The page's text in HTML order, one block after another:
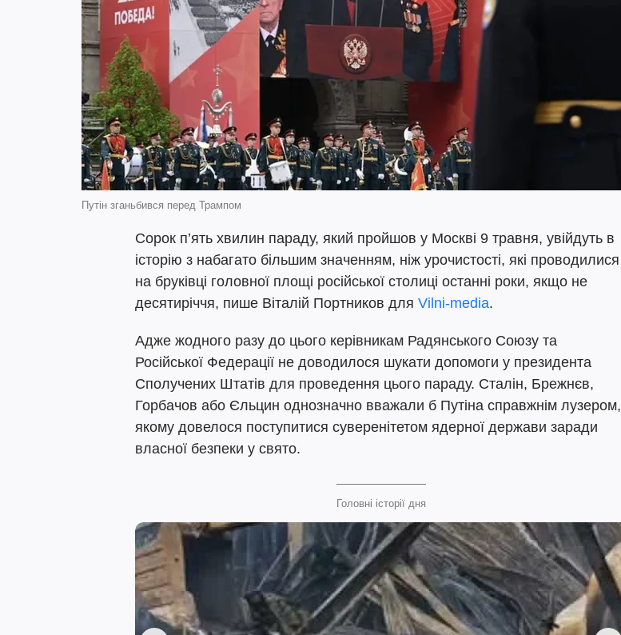
Путін зганьбився перед Трампом
Сорок п’ять хвилин параду, який пройшов у Москві 9 травня, увійдуть в
історію з набагато більшим значенням, ніж урочистості, які проводилися
на бруківці головної площі російської столиці останні роки, якщо не
десятиріччя, пише Віталій Портников для Vilni-media.
Адже жодного разу до цього керівникам Радянського Союзу та
Російської Федерації не доводилося шукати допомоги у президента
Сполучених Штатів для проведення цього параду. Сталін, Брежнєв,
Горбачов або Єльцин однозначно вважали б Путіна справжнім лузером,
якому довелося поступитися суверенітетом ядерної держави заради
власної безпеки у свято.
Головні історії дня